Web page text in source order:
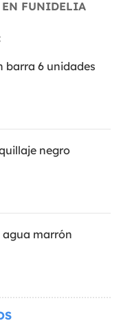
EN FUNIDELIA
barra 6 unidades
negro
marrón